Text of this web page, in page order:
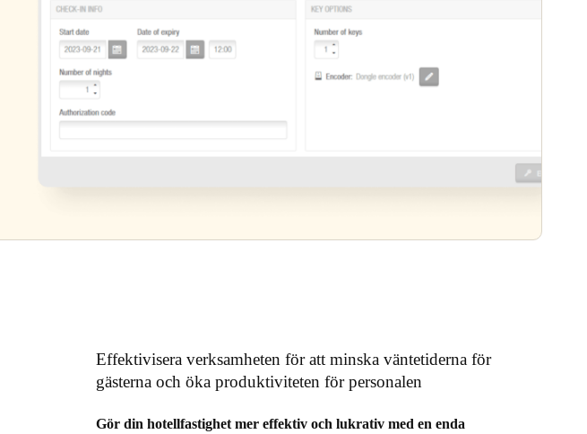
Effektivisera verksamheten för att minska väntetiderna för
gästerna och öka produktiviteten för personalen
Gör din hotellfastighet mer effektiv och lukrativ med en enda